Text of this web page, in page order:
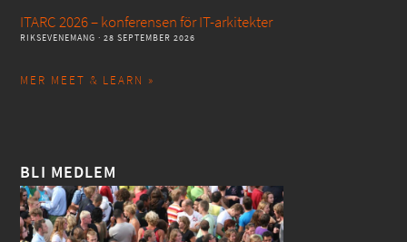
ITARC 2026 – konferensen för IT-arkitekter
RIKSEVENEMANG · 28 SEPTEMBER 2026
MER MEET & LEARN »
BLI MEDLEM